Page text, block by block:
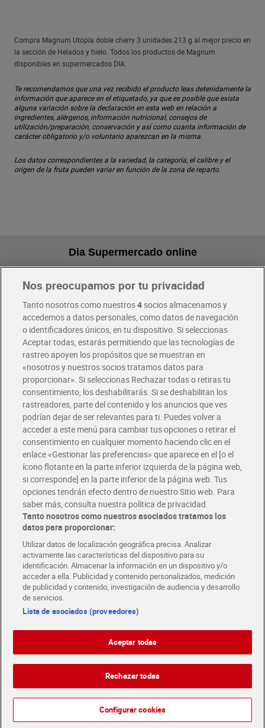
Compra Magnum Utopía doble cherry 3 unidades 213 g al mejor precio en
la sección de Helados y hielo. Todos los productos de Magnum
disponibles en supermercados DIA.
Te recomendamos que una vez recibido el producto leas detenidamente la
información que aparece en el etiquetado, ya que es posible que exista
alguna variación sobre la declaración en esta web en relación a
ingredientes, alérgenos, información nutricional, consejos de
utilización/preparación, conservación y así como cuanta información de
carácter obligatorio y/o voluntario aparezcan en la misma.
Los datos correspondientes a la variedad, la categoría, el calibre y el
origen de la fruta pueden variar en función de la zona de reparto.
Dia Supermercado online
Pide hoy, recibe hoy
Envío gratis por compras superiores a 100€
Envío estandar por 4,99€
Glovo y Uber Eats
Solicita tu factura de Glovo o Uber Eats
Únete al CLUB Dia
Disfruta las ventajas y ofertas exclusivas.
Descárgate la APP Dia
Folletos y Tiendas
Descubre las mejores ofertas y busca tu tienda más cercana
Tarjeta MaX Dia
Te devuelve hasta 8€/mes de tus compras.
¡Solicita tu tarjeta de crédito aquí!
COMER MEJOR CADA DIA
COLABORA CON DIA ABRE TU TIENDA DIA CORPORATE
EnglishPolítica de privacidad Política de cookies
Condiciones de compra
Nos preocupamos por tu privacidad
Tanto nosotros como nuestros4socios almacenamos y
accedemos a datos personales, como datos de navegación
o identificadores únicos, en tu dispositivo. Si seleccionas
Aceptar todas, estarás permitiendo que las tecnologías de
rastreo apoyen los propósitos que se muestran en
«nosotros y nuestros socios tratamos datos para
proporcionar». Si seleccionas Rechazar todas o retiras tu
consentimiento, los deshabilitarás. Si se deshabilitan los
rastreadores, parte del contenido y los anuncios que ves
podrían dejar de ser relevantes para ti. Puedes volver a
acceder a este menú para cambiar tus opciones o retirar el
consentimiento en cualquier momento haciendo clic en el
enlace «Gestionar las preferencias» que aparece en el [o el
ícono flotante en la parte inferior izquierda de la página web,
si corresponde] en la parte inferior de la página web. Tus
opciones tendrán efecto dentro de nuestro Sitio web. Para
saber más, consulta nuestra política de privacidad.
Tanto nosotros como nuestros asociados tratamos los
datos para proporcionar:
Utilizar datos de localización geográfica precisa. Analizar
activamente las características del dispositivo para su
identificación. Almacenar la información en un dispositivo y/o
acceder a ella. Publicidad y contenido personalizados, medición
de publicidad y contenido, investigación de audiencia y desarrollo
de servicios.
Lista de asociados (proveedores)
Aceptar todas
Rechazar todas
Configurar cookies